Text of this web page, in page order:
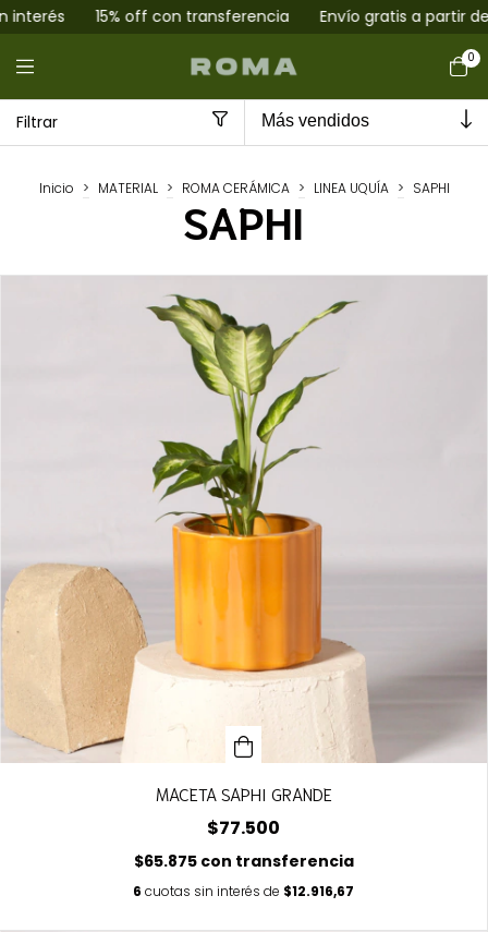
15% off con transferencia Envío gratis a partir de
0
Filtrar
Inicio > MATERIAL > ROMA CERÁMICA > LINEA UQUÍA > SAPHI
SAPHI
MACETA SAPHI GRANDE
$77.500
$65.875 con transferencia
6 cuotas sin interés de $12.916,67